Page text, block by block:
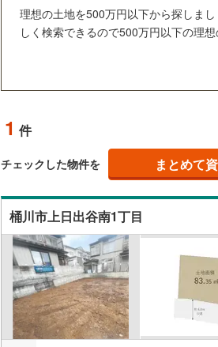
理想の土地を500万円以下から探しま
しく検索できるので500万円以下の理想
1 件
チェックした物件を まとめて
桶川市上日出谷南1丁目
東海 愛知
中国 鳥取
福岡
該当物件0件
埼玉県のそのほ
かの地域
川越市( 3
行田市(2)
上尾市(1)
新座市
北本市(0)
三郷市(
幸手市(1)
該当物件0件
該当物件0件
地下鉄 東京メト
東武伊勢
西武秩父線
西武山口線
該当物件0件
該当物件0件
立地
オンライン対
オンライ
該当物件0件